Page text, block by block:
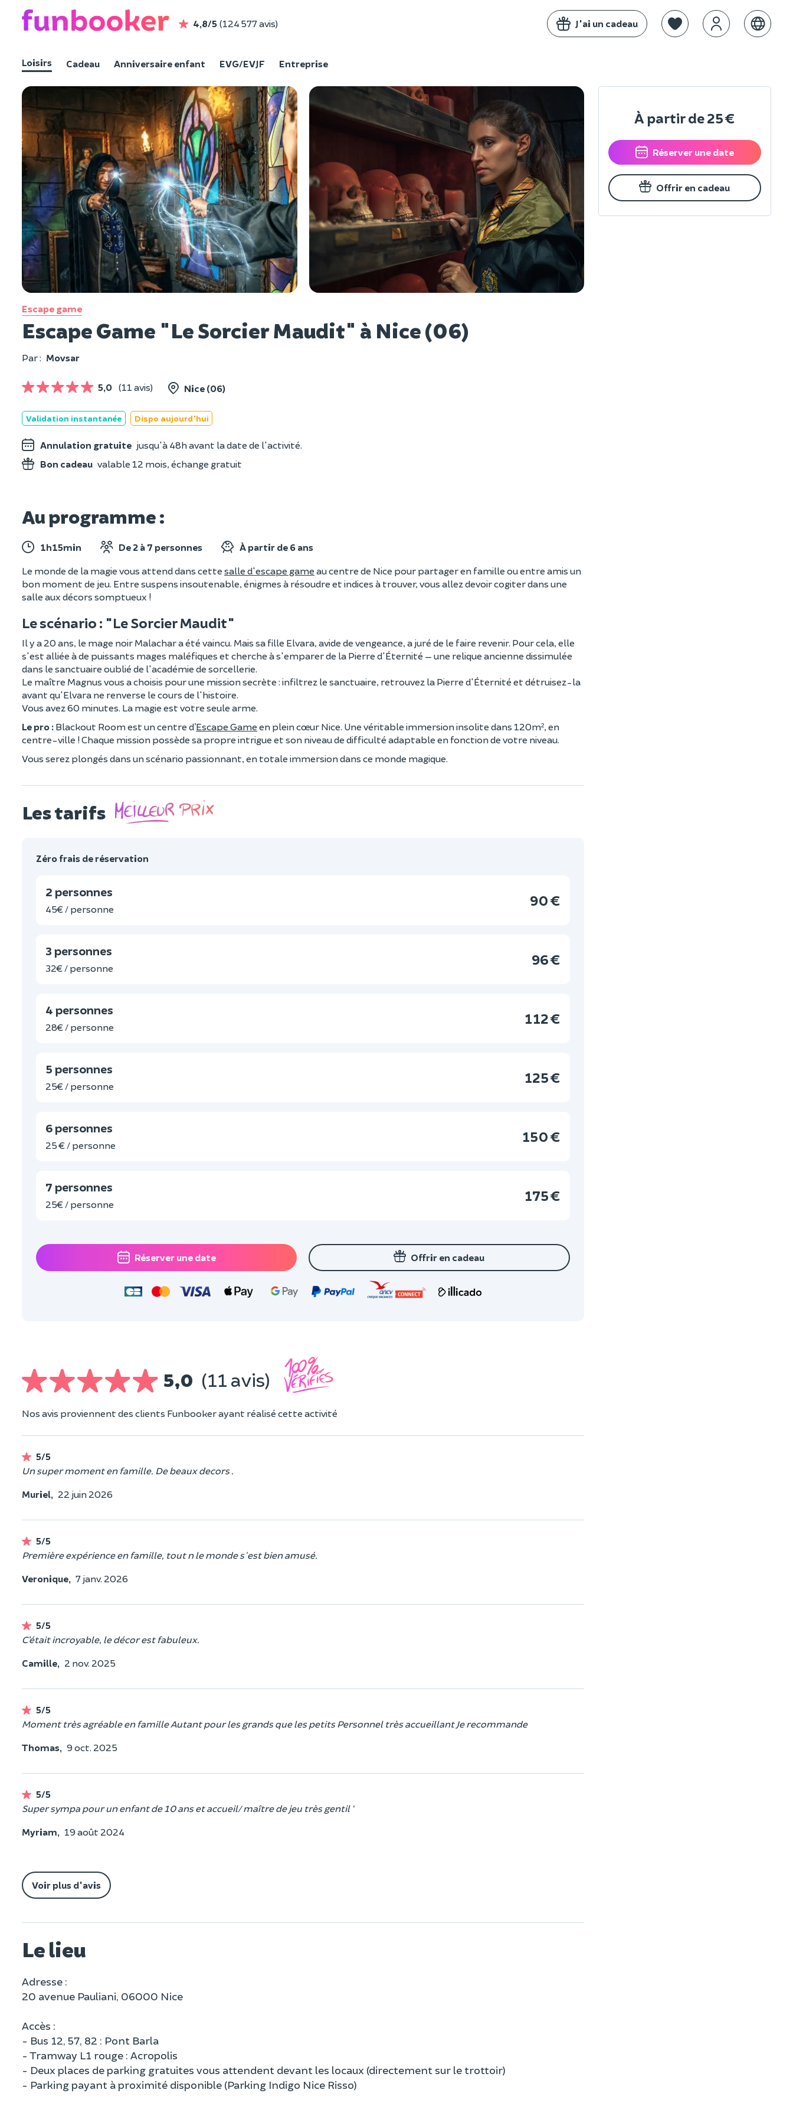
4,8/5 (124 577 avis) J'ai un cadeau
Loisirs Cadeau Anniversaire enfant EVG/EVJF Entreprise
Voir les photos
Escape game
Escape Game "Le Sorcier Maudit" à Nice (06)
Par : Movsar
5,0 (11 avis) Nice (06)
Validation instantanée Dispo aujourd'hui
Annulation gratuite jusqu'à 48h avant la date de l'activité.
Bon cadeau valable 12 mois, échange gratuit
Au programme :
1h15min De 2 à 7 personnes À partir de 6 ans
Le monde de la magie vous attend dans cette salle d'escape game au centre de Nice pour partager en famille ou entre amis un
bon moment de jeu. Entre suspens insoutenable, énigmes à résoudre et indices à trouver, vous allez devoir cogiter dans une
salle aux décors somptueux !
Le scénario : "Le Sorcier Maudit"
Il y a 20 ans, le mage noir Malachar a été vaincu. Mais sa fille Elvara, avide de vengeance, a juré de le faire revenir. Pour cela, elle
s'est alliée à de puissants mages maléfiques et cherche à s'emparer de la Pierre d'Éternité — une relique ancienne dissimulée
dans le sanctuaire oublié de l'académie de sorcellerie.
Le maître Magnus vous a choisis pour une mission secrète : infiltrez le sanctuaire, retrouvez la Pierre d'Éternité et détruisez-la
avant qu'Elvara ne renverse le cours de l'histoire.
Vous avez 60 minutes. La magie est votre seule arme.
Le pro : Blackout Room est un centre d’Escape Game en plein cœur Nice. Une véritable immersion insolite dans 120m², en
centre-ville ! Chaque mission possède sa propre intrigue et son niveau de difficulté adaptable en fonction de votre niveau.
Vous serez plongés dans un scénario passionnant, en totale immersion dans ce monde magique.
Les tarifs
Zéro frais de réservation
2 personnes
45€ / personne
90 €
3 personnes
32€ / personne
96 €
4 personnes
28€ / personne
112 €
5 personnes
25€ / personne
125 €
6 personnes
25 € / personne
150 €
7 personnes
25€ / personne
175 €
Réserver une date Offrir en cadeau
5,0 (11 avis)
Nos avis proviennent des clients Funbooker ayant réalisé cette activité
5/5
Un super moment en famille. De beaux decors .
Muriel, 22 juin 2026
5/5
Première expérience en famille, tout n le monde s'est bien amusé.
Veronique, 7 janv. 2026
5/5
C’était incroyable, le décor est fabuleux.
Camille, 2 nov. 2025
5/5
Moment très agréable en famille Autant pour les grands que les petits Personnel très accueillant Je recommande
Thomas, 9 oct. 2025
5/5
Super sympa pour un enfant de 10 ans et accueil/ maître de jeu très gentil ‘
Myriam, 19 août 2024
Voir plus d'avis
Le lieu
Adresse :
20 avenue Pauliani, 06000 Nice
Accès :
- Bus 12, 57, 82 : Pont Barla
- Tramway L1 rouge : Acropolis
- Deux places de parking gratuites vous attendent devant les locaux (directement sur le trottoir)
- Parking payant à proximité disponible (Parking Indigo Nice Risso)
À partir de25 €
Réserver une date
Offrir en cadeau